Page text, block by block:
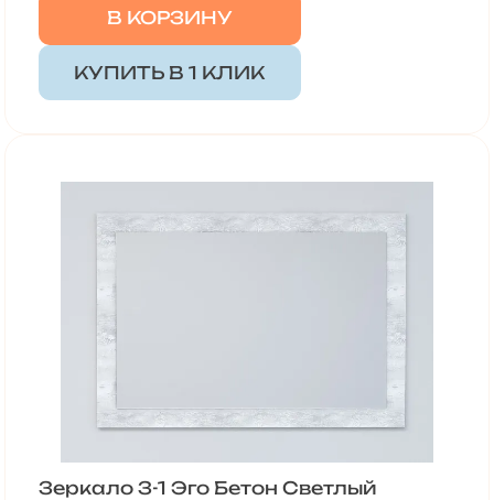
В КОРЗИНУ
КУПИТЬ В 1 КЛИК
Зеркало З-1 Эго Бетон Светлый